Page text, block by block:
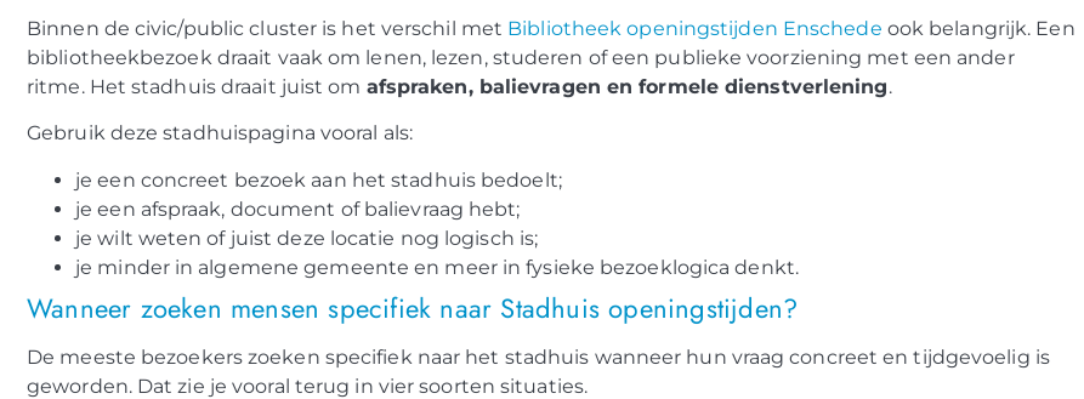
Binnen de civic/public cluster is het verschil met Bibliotheek openingstijden Enschede ook belangrijk. Een
bibliotheekbezoek draait vaak om lenen, lezen, studeren of een publieke voorziening met een ander
ritme. Het stadhuis draait juist om afspraken, balievragen en formele dienstverlening.
Gebruik deze stadhuispagina vooral als:
je een concreet bezoek aan het stadhuis bedoelt;
je een afspraak, document of balievraag hebt;
je wilt weten of juist deze locatie nog logisch is;
je minder in algemene gemeente en meer in fysieke bezoeklogica denkt.
Wanneer zoeken mensen specifiek naar Stadhuis openingstijden?
De meeste bezoekers zoeken specifiek naar het stadhuis wanneer hun vraag concreet en tijdgevoelig is
geworden. Dat zie je vooral terug in vier soorten situaties.